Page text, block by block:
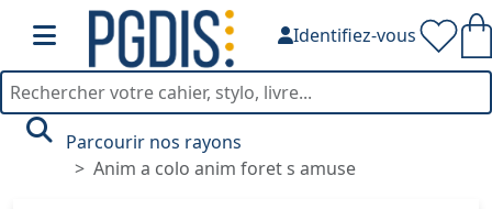
Identifiez-vous
Parcourir nos rayons
Anim a colo anim foret s amuse